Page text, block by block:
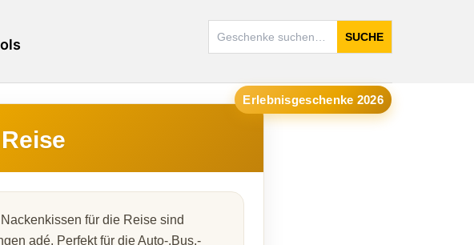
SUCHE
Erlebnisgeschenke 2026
für die Reise sind
adé. Perfekt für die Auto-,Bus,-